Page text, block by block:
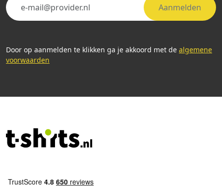
Aanmelden
Door op aanmelden te klikken ga je akkoord met de algemene
voorwaarden